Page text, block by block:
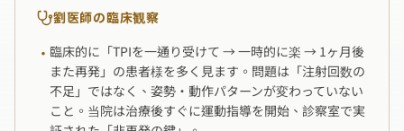
劉医師の臨床観察
· 臨床的に「TPIを一通り受けて → 一時的に楽 → 1ヶ月後
また再発」の患者様を多く見ます。問題は「注射回数の
不足」ではなく、姿勢・動作パターンが変わっていない
こと。当院は治療後すぐに運動指導を開始、診察室で実